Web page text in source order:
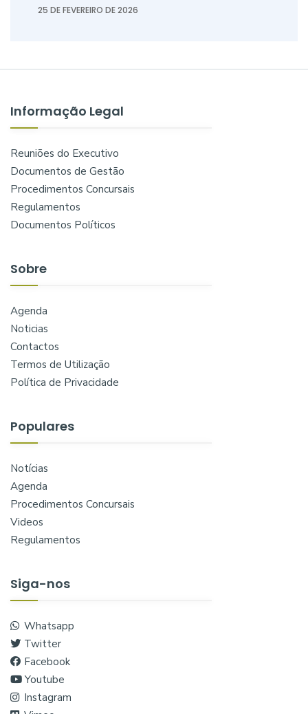
25 DE FEVEREIRO DE 2026
Informação Legal
Reuniões do Executivo
Documentos de Gestão
Procedimentos Concursais
Regulamentos
Documentos Políticos
Sobre
Agenda
Noticias
Contactos
Termos de Utilização
Política de Privacidade
Populares
Notícias
Agenda
Procedimentos Concursais
Videos
Regulamentos
Siga-nos
Whatsapp
Twitter
Facebook
Youtube
Instagram